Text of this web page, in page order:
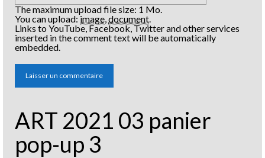
The maximum upload file size: 1 Mo.
You can upload:image document
Links to YouTube, Facebook, Twitter and other services
inserted in the comment text will be automatically
embedded.
ART 2021 03 panier
pop-up 3